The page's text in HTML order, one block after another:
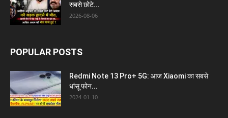
सबसे छोटे...
2026-08-06
POPULAR POSTS
Redmi Note 13 Pro+ 5G: आज Xiaomi का सबसे
धांसू फोन...
2024-01-10